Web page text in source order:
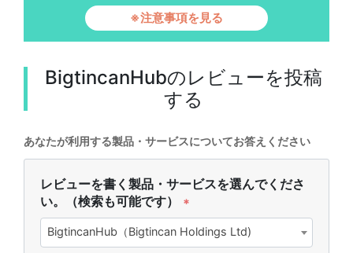
※注意事項を見る
BigtincanHubのレビューを投稿
する
あなたが利用する製品・サービスについてお答えください
レビューを書く製品・サービスを選んでくださ
い。（検索も可能です）
*
BigtincanHub（Bigtincan Holdings Ltd)